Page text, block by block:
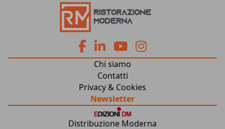
fa
fa-
facebook
fa
fa-
linkedin
fab
fa-
youtube
fab
Chi siamo
Contatti
Privacy & Cookies
Newsletter
Distribuzione Moderna